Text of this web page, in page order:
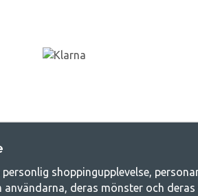
GetCamping.se -
shoppingupplevelse,
deras mönster och deras